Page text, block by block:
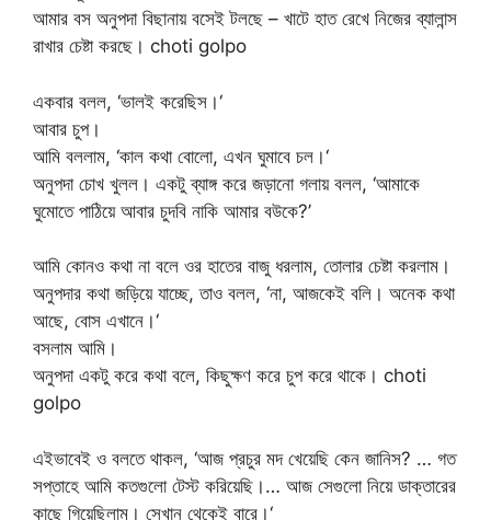
আমার বস অনুপদা বিছানায় বসেই টলছে – খাটে হাত রেখে নিজের ব্যালান্স
রাখার চেষ্টা করছে। choti golpo
একবার বলল, ‘ভালই করেছিস।‘
আবার চুপ।
আমি বললাম, ‘কাল কথা বোলো, এখন ঘুমাবে চল।‘
অনুপদা চোখ খুলল। একটু ব্যাঙ্গ করে জড়ানো গলায় বলল, ‘আমাকে
ঘুমোতে পাঠিয়ে আবার চুদবি নাকি আমার বউকে?’
আমি কোনও কথা না বলে ওর হাতের বাজু ধরলাম, তোলার চেষ্টা করলাম।
অনুপদার কথা জড়িয়ে যাচ্ছে, তাও বলল, ‘না, আজকেই বলি। অনেক কথা
আছে, বোস এখানে।‘
বসলাম আমি।
অনুপদা একটু করে কথা বলে, কিছুক্ষণ করে চুপ করে থাকে। choti
golpo
এইভাবেই ও বলতে থাকল, ‘আজ প্রচুর মদ খেয়েছি কেন জানিস? … গত
সপ্তাহে আমি কতগুলো টেস্ট করিয়েছি।… আজ সেগুলো নিয়ে ডাক্তারের
কাছে গিয়েছিলাম। সেখান থেকেই বারে।‘